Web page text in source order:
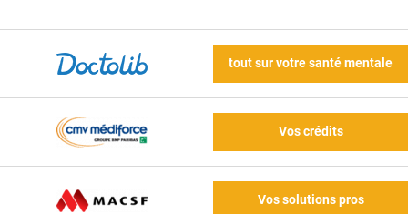
tout sur votre santé mentale
Vos crédits
Vos solutions pros